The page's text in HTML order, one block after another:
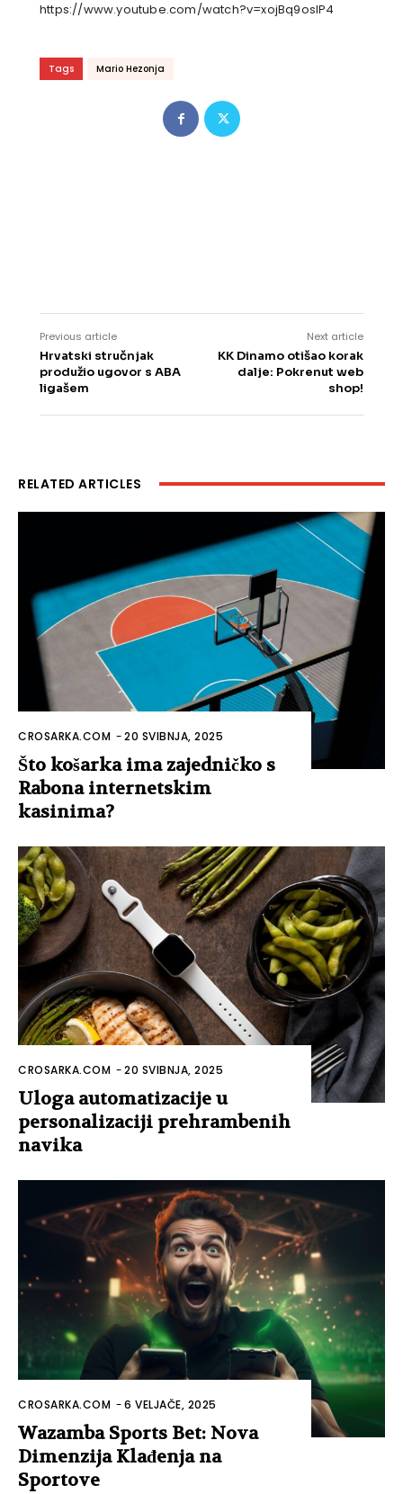
https://www.youtube.com/watch?v=xojBq9oslP4
Tags Mario Hezonja
Previous article
Hrvatski stručnjak
produžio ugovor s ABA
ligašem
Next article
KK Dinamo otišao korak
dalje: Pokrenut web
shop!
RELATED ARTICLES
CROSARKA.COM -20 SVIBNJA, 2025
Što košarka ima zajedničko s
Rabona internetskim
kasinima?
CROSARKA.COM -20 SVIBNJA, 2025
Uloga automatizacije u
personalizaciji prehrambenih
navika
CROSARKA.COM -6 VELJAČE, 2025
Wazamba Sports Bet: Nova
Dimenzija Klađenja na
Sportove